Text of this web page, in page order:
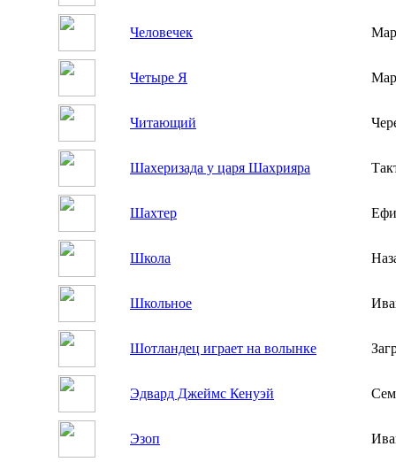
Человечек
Четыре Я
Читающий
Шахеризада у царя Шахрияра
Шахтер
Школа
Школьное
Шотландец играет на волынке
Эдвард Джеймс Кенуэй
Эзоп